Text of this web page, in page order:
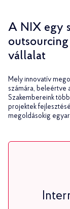
A NIX egy
vállalat
Mely innovatív
számára, beleértve
Szakembereink
projektek
megoldásokig